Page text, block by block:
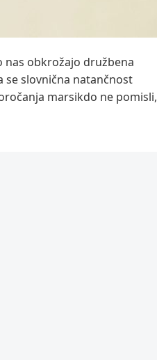
nas obkrožajo družbena
se slovnična natančnost
marsikdo ne pomisli,